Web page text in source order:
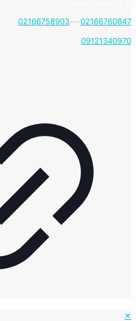
02166760847
---
02166758903
09121340970
✕